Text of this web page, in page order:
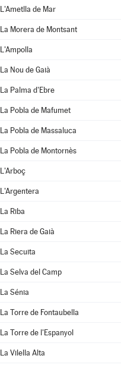
L'Ametlla de Mar
La Morera de Montsant
L'Ampolla
La Nou de Gaià
La Palma d'Ebre
La Pobla de Mafumet
La Pobla de Massaluca
La Pobla de Montornès
L'Arboç
L'Argentera
La Riba
La Riera de Gaià
La Secuita
La Selva del Camp
La Sénia
La Torre de Fontaubella
La Torre de l'Espanyol
La Vilella Alta